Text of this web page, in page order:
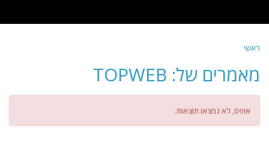
מֻפְעֶלֶת
נָגִישׁ
לִנְגִישׁוּת
הָאֲתָר.
ראשי
מאמרים של: TOPWEB
אופס, לא נמצאו תוצאות.